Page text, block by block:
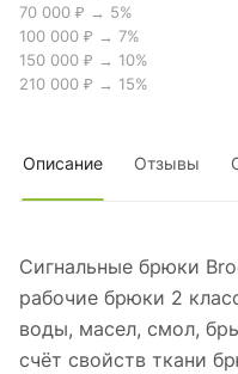
70 000 ₽ → 5%
100 000 ₽ → 7%
150 000 ₽ → 10%
210 000 ₽ → 15%
Описание Отзывы
Сигнальные брюки
рабочие брюки 2
воды, масел, смол,
счёт свойств ткани